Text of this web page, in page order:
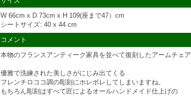
W 66cm x D 73cm x H 109(座まで47）cm
シートサイズ: 40 x 44 cm
コメント
本物のフランスアンティーク家具を並べて復刻したアームチェア
優雅で洗練された美しさがにじみ出てくる
フレンチロココ調の彫刻にホレボレしてしまいますね。
もちろん彫刻はすべて匠によるオールハンドメイド仕上げの